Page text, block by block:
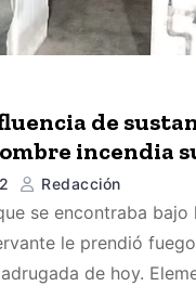
de
incendia
Redacción
se encontraba bajo
le prendió
de hoy.